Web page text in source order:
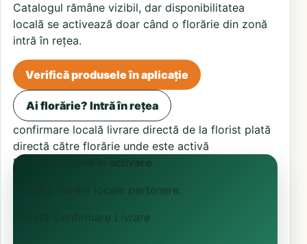
Catalogul rămâne vizibil, dar disponibilitatea
locală se activează doar când o florărie din zonă
intră în rețea.
Verifică produsele în aplicație
Ai florărie? Intră în rețea
confirmare locală livrare directă de la florist plată
directă către florărie unde este activă
ProFlorist
Zonă în activare
Căutăm florării locale partenere.
Confirmare Livrare